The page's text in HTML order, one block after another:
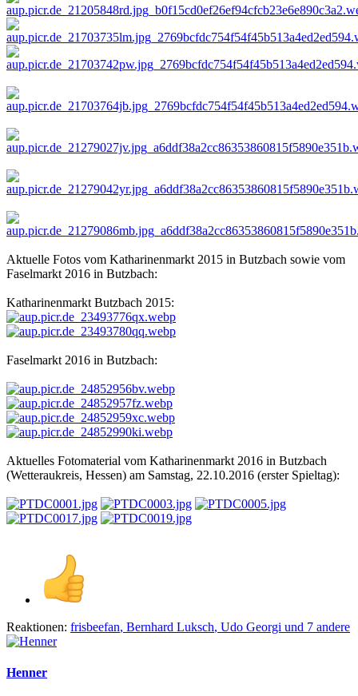
Aktuelle Fotos vom Katharinenmarkt 2015 in Butzbach sowie vom
Faselmarkt 2016 in Butzbach:
Katharinenmarkt Butzbach 2015:
Faselmarkt 2016 in Butzbach:
Aktuelles Fotomaterial vom Katharinenmarkt 2016 in Butzbach
(Wetteraukreis, Hessen) am Samstag, 22.10.2016 (erster Spieltag):
Reaktionen: frisbeefan, Bernhard Luksch, Udo Georgi und 7 andere
Henner